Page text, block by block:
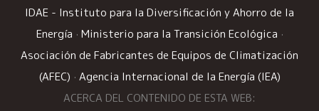
IDAE - Instituto para la Diversificación y Ahorro de la
Energía · Ministerio para la Transición Ecológica ·
Asociación de Fabricantes de Equipos de Climatización
(AFEC) · Agencia Internacional de la Energía (IEA)
ACERCA DEL CONTENIDO DE ESTA WEB: